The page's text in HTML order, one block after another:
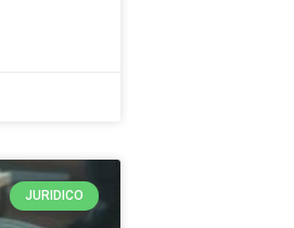
JURIDICO